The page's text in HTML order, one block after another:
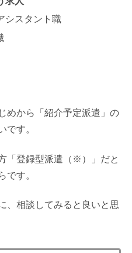
シスタント職
めから「紹介予定派遣」の
です。
「登録型派遣（※）」だと
です。
、相談してみると良いと思